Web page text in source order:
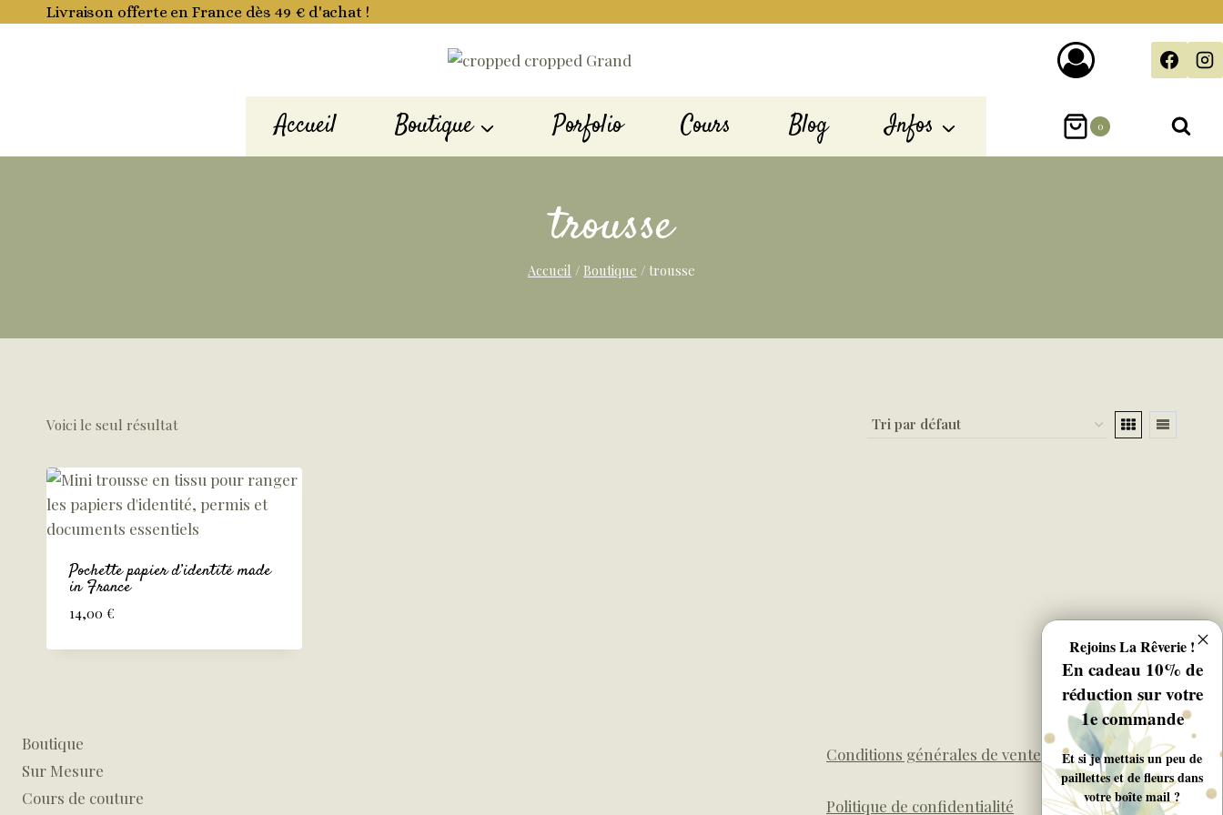
Livraison offerte en France dès 49 € d'achat !
Accueil Boutique Porfolio Cours Blog Infos 0
trousse
Accueil / Boutique / trousse
Voici le seul résultat
Pochette papier d’identité made
in France
14,00 €
Boutique
Sur Mesure
Cours de couture
Conditions générales de ventes
Politique de confidentialité
Rejoins La Rêverie !
En cadeau 10% de
réduction sur votre
1e commande
Et si je mettais un peu de
paillettes et de fleurs dans
votre boîte mail ?